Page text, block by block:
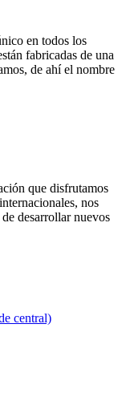
en todos los
fabricadas de una
de ahí el nombre
que disfrutamos
nos
desarrollar nuevos
central)